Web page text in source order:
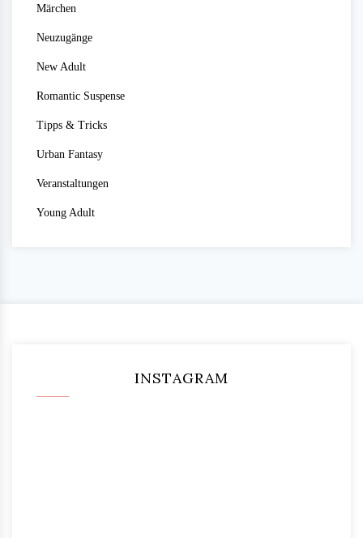
Märchen
Neuzugänge
New Adult
Romantic Suspense
Tipps & Tricks
Urban Fantasy
Veranstaltungen
Young Adult
INSTAGRAM